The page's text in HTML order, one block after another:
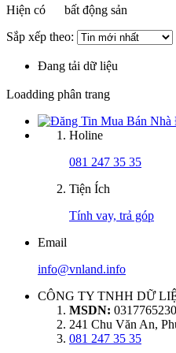
Hiện có
bất động sản
Sắp xếp theo:
Đang tải dữ liệu
Loadding phân trang
Holine
081 247 35 35
Tiện Ích
Tính vay, trả góp
Email
info@vnland.info
CÔNG TY TNHH DỮ
MSDN:
241 Chu Văn An,
081 247 35 35